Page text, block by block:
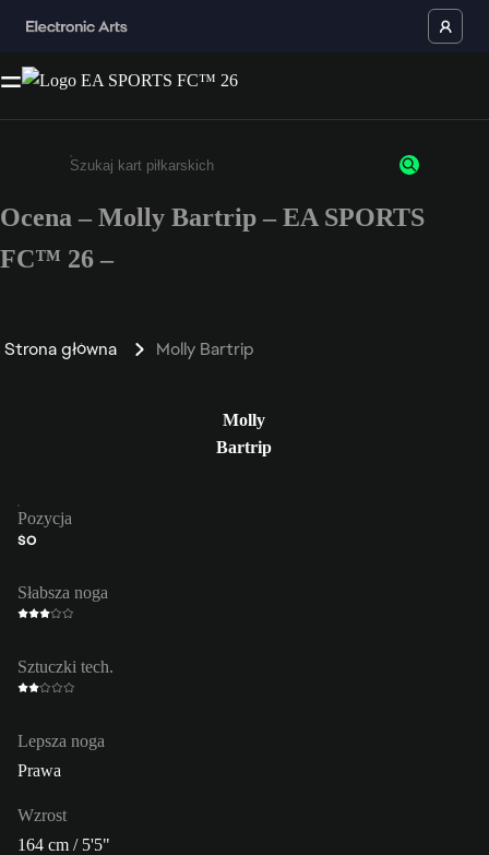
Wpisz co najmniej 3 znaki lub cyfry.
Ocena – Molly Bartrip – EA SPORTS
FC™ 26 –
Strona główna Molly Bartrip
Molly
Bartrip
Pozycja
ŚO
Słabsza noga
Sztuczki tech.
Lepsza noga
Prawa
Wzrost
164 cm / 5'5"